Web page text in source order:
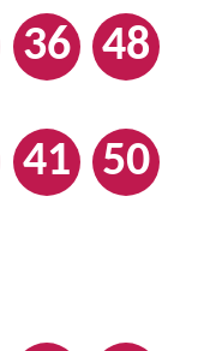
36 48
41 50